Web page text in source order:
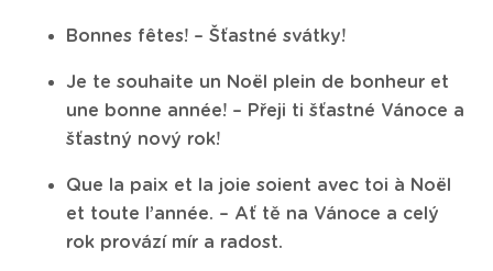
Bonnes fêtes! – Šťastné svátky!
Je te souhaite un Noël plein de bonheur et
une bonne année! – Přeji ti šťastné Vánoce a
šťastný nový rok!
Que la paix et la joie soient avec toi à Noël
et toute l’année. – Ať tě na Vánoce a celý
rok provází mír a radost.